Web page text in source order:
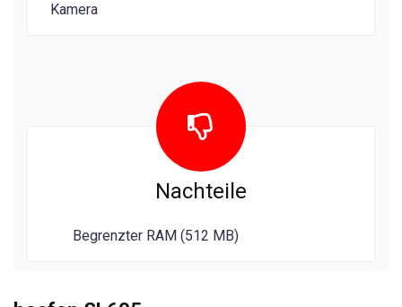
Kamera
Nachteile
Begrenzter RAM (512 MB)